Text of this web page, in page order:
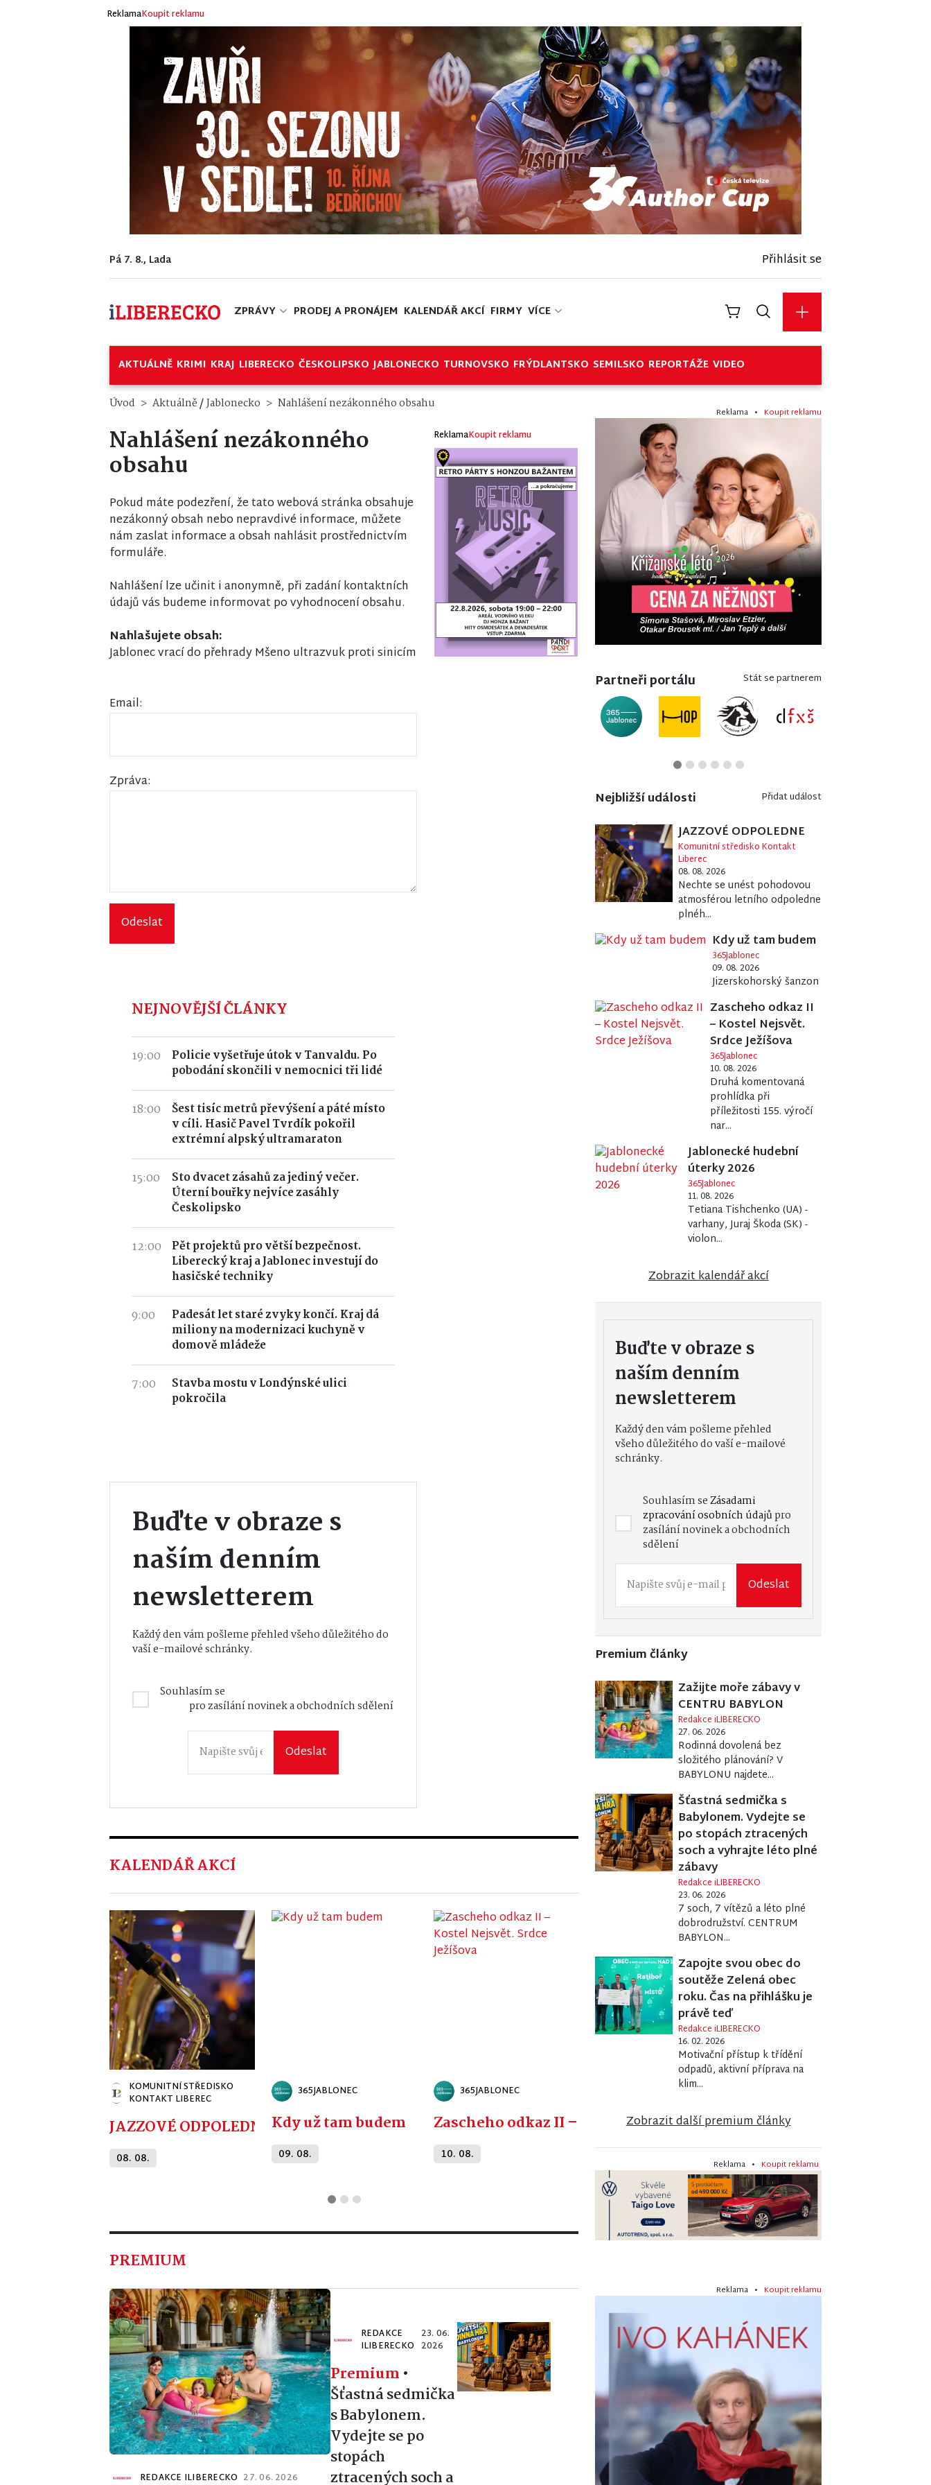
ReklamaKoupit reklamu
Pá 7. 8., Lada Přihlásit se
ZPRÁVY PRODEJ A PRONÁJEM KALENDÁŘ AKCÍ FIRMY VÍCE
AKTUÁLNĚ KRIMI KRAJ LIBERECKO ČESKOLIPSKO JABLONECKO TURNOVSKO FRÝDLANTSKO SEMILSKO REPORTÁŽE VIDEO
Úvod Aktuálně/Jablonecko Nahlášení nezákonného obsahu
Nahlášení nezákonného
obsahu
Pokud máte podezření, že tato webová stránka obsahuje
nezákonný obsah nebo nepravdivé informace, můžete
nám zaslat informace a obsah nahlásit prostřednictvím
formuláře.
Nahlášení lze učinit i anonymně, při zadání kontaktních
údajů vás budeme informovat po vyhodnocení obsahu.
Nahlašujete obsah:
Jablonec vrací do přehrady Mšeno ultrazvuk proti sinicím
Email:
Zpráva:
Odeslat
NEJNOVĚJŠÍ ČLÁNKY
19:00
Policie vyšetřuje útok v Tanvaldu. Po
pobodání skončili v nemocnici tři lidé
18:00
Šest tisíc metrů převýšení a páté místo
v cíli. Hasič Pavel Tvrdík pokořil
extrémní alpský ultramaraton
15:00
Sto dvacet zásahů za jediný večer.
Úterní bouřky nejvíce zasáhly
Českolipsko
12:00
Pět projektů pro větší bezpečnost.
Liberecký kraj a Jablonec investují do
hasičské techniky
9:00
Padesát let staré zvyky končí. Kraj dá
miliony na modernizaci kuchyně v
domově mládeže
7:00
Stavba mostu v Londýnské ulici
pokročila
Buďte v obraze s
naším denním
newsletterem
Každý den vám pošleme přehled všeho důležitého do
vaší e-mailové schránky.
Souhlasím se
pro zasílání novinek a obchodních sdělení
Odeslat
ReklamaKoupit reklamu
KALENDÁŘ AKCÍ
KOMUNITNÍ STŘEDISKO
KONTAKT LIBEREC
JAZZOVÉ ODPOLEDNE
08. 08.
365JABLONEC
Kdy už tam budem
09. 08.
365JABLONEC
Zascheho odkaz II – Kostel Nejsvět. Srdce Ježíšova
10. 08.
PREMIUM
REDAKCE ILIBERECKO 27. 06. 2026
REDAKCE
ILIBERECKO
23. 06.
2026
Premium •
Šťastná sedmička
s Babylonem.
Vydejte se po
stopách
ztracených soch a
Reklama • Koupit reklamu
Partneři portálu Stát se partnerem
Nejbližší události Přidat událost
JAZZOVÉ ODPOLEDNE
Komunitní středisko Kontakt
Liberec
08. 08. 2026
Nechte se unést pohodovou
atmosférou letního odpoledne
plnéh...
Kdy už tam budem
365Jablonec
09. 08. 2026
Jizerskohorský šanzon
Zascheho odkaz II
– Kostel Nejsvět.
Srdce Ježíšova
365Jablonec
10. 08. 2026
Druhá komentovaná
prohlídka při
příležitosti 155. výročí
nar...
Jablonecké hudební
úterky 2026
365Jablonec
11. 08. 2026
Tetiana Tishchenko (UA) -
varhany, Juraj Škoda (SK) -
violon...
Zobrazit kalendář akcí
Buďte v obraze s
naším denním
newsletterem
Každý den vám pošleme přehled
všeho důležitého do vaší e-mailové
schránky.
Souhlasím seZásadami
zpracování osobních údajůpro
zasílání novinek a obchodních
sdělení
Odeslat
Premium články
Zažijte moře zábavy v
CENTRU BABYLON
Redakce iLIBERECKO
27. 06. 2026
Rodinná dovolená bez
složitého plánování? V
BABYLONU najdete...
Šťastná sedmička s
Babylonem. Vydejte se
po stopách ztracených
soch a vyhrajte léto plné
zábavy
Redakce iLIBERECKO
23. 06. 2026
7 soch, 7 vítězů a léto plné
dobrodružství. CENTRUM
BABYLON...
Zapojte svou obec do
soutěže Zelená obec
roku. Čas na přihlášku je
právě teď
Redakce iLIBERECKO
16. 02. 2026
Motivační přístup k třídění
odpadů, aktivní příprava na
klim...
Zobrazit další premium články
Reklama • Koupit reklamu
Reklama • Koupit reklamu